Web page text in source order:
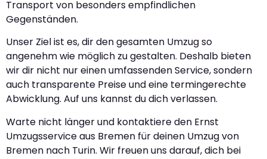
Transport von besonders empfindlichen
Gegenständen.
Unser Ziel ist es, dir den gesamten Umzug so
angenehm wie möglich zu gestalten. Deshalb bieten
wir dir nicht nur einen umfassenden Service, sondern
auch transparente Preise und eine termingerechte
Abwicklung. Auf uns kannst du dich verlassen.
Warte nicht länger und kontaktiere den Ernst
Umzugsservice aus Bremen für deinen Umzug von
Bremen nach Turin. Wir freuen uns darauf, dich bei